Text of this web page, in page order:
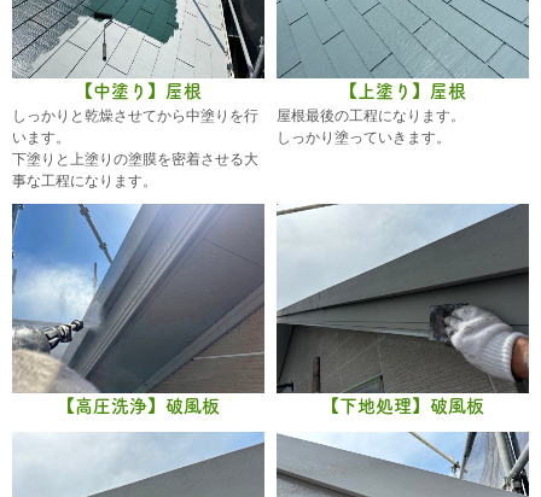
【中塗り】屋根
しっかりと乾燥させてから中塗りを行
います。
下塗りと上塗りの塗膜を密着させる大
事な工程になります。
【上塗り】屋根
屋根最後の工程になります。
しっかり塗っていきます。
【高圧洗浄】破風板 【下地処理】破風板